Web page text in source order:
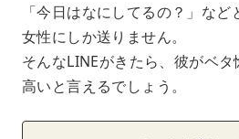
「今日はなにしてるの？」な
女性にしか送りません。
そんなLINEがきたら、彼がベ
高いと言えるでしょう。